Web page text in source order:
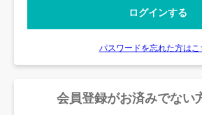
パスワードを忘れた方はこ
会員登録がお済みでない